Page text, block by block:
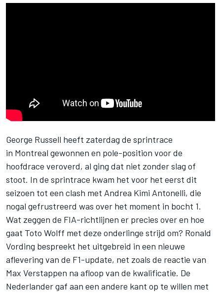
George Russell heeft zaterdag de sprintrace
in Montreal gewonnen en pole-position voor de
hoofdrace veroverd, al ging dat niet zonder slag of
stoot. In de sprintrace kwam het voor het eerst dit
seizoen tot een clash met Andrea Kimi Antonelli, die
nogal gefrustreerd was over het moment in bocht 1.
Wat zeggen de FIA-richtlijnen er precies over en hoe
gaat Toto Wolff met deze onderlinge strijd om? Ronald
Vording bespreekt het uitgebreid in een nieuwe
aflevering van de F1-update, net zoals de reactie van
Max Verstappen na afloop van de kwalificatie. De
Nederlander gaf aan een andere kant op te willen met